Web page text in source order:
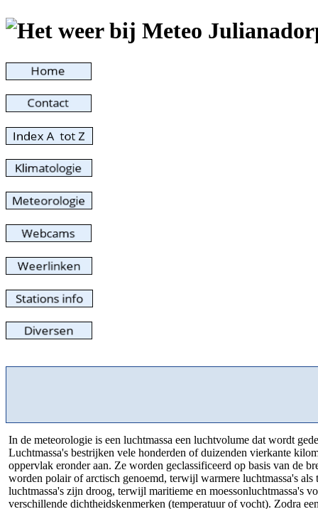
In de meteorologie is een luchtmassa een luchtvolume dat wordt
Luchtmassa's bestrijken vele honderden of duizenden vierkante
oppervlak eronder aan. Ze worden geclassificeerd op basis van de
worden polair of arctisch genoemd, terwijl warmere luchtmassa's
luchtmassa's zijn droog, terwijl maritieme en moessonluchtmassa's
verschillende dichtheidskenmerken (temperatuur of vocht). Zodra